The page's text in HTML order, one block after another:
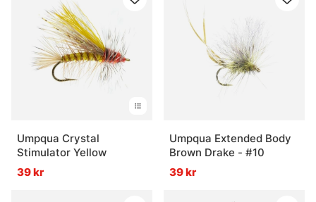
Umpqua Crystal
Stimulator Yellow
39 kr
Umpqua Extended Body
Brown Drake - #10
39 kr